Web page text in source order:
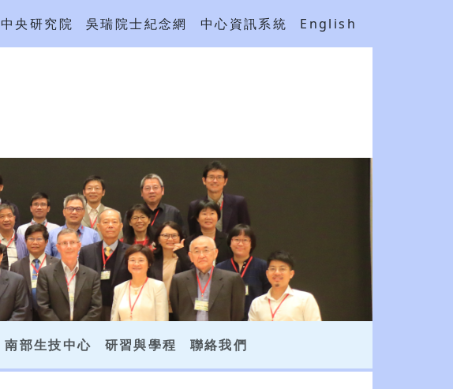
中央研究院 吳瑞院士紀念網 中心資訊系統 English
南部生技中心 研習與學程 聯絡我們